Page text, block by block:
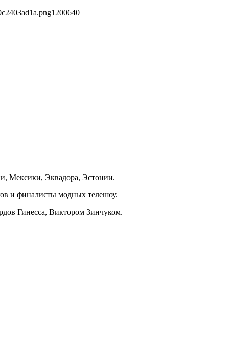
1200640
Мексики, Эквадора, Эстонии.
и финалисты модных телешоу.
Гинесса, Виктором Зинчуком.